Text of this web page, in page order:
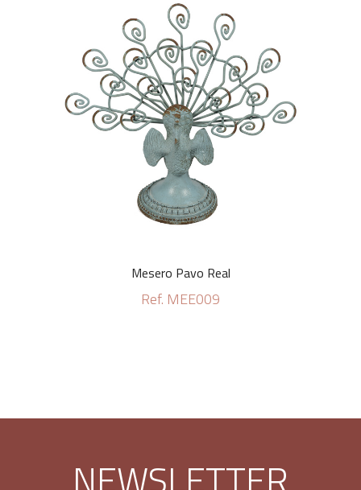
Mesero Pavo Real
Ref. MEE009